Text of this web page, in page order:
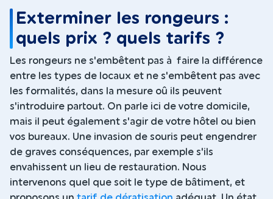
Exterminer les rongeurs :
quels prix ? quels tarifs ?
Les rongeurs ne s'embêtent pas à faire la différence
entre les types de locaux et ne s'embêtent pas avec
les formalités, dans la mesure oû ils peuvent
s'introduire partout. On parle ici de votre domicile,
mais il peut également s'agir de votre hôtel ou bien
vos bureaux. Une invasion de souris peut engendrer
de graves conséquences, par exemple s'ils
envahissent un lieu de restauration. Nous
intervenons quel que soit le type de bâtiment, et